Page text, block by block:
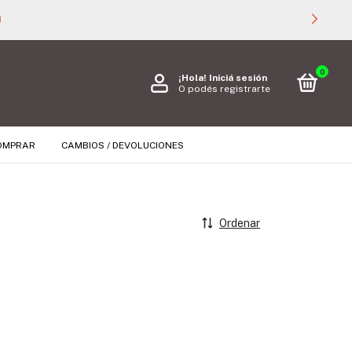
¡Hola! Iniciá sesión
O podés registrarte
0
CAMBIOS / DEVOLUCIONES
Ordenar